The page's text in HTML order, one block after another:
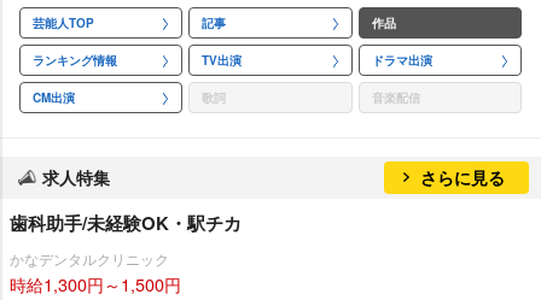
芸能人TOP 記事 作品
ランキング情報 TV出演 ドラマ出演
CM出演 歌詞 音楽配信
求人特集 さらに見る
歯科助手/未経験OK・駅チカ
かなデンタルクリニック
時給1,300円～1,500円